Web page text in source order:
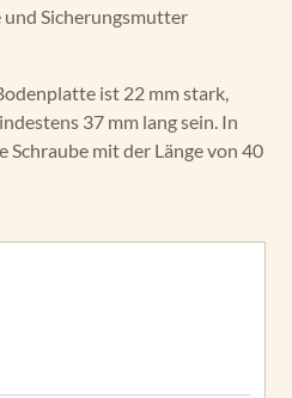
Sicherungsmutter
ist 22 mm stark,
37 mm lang sein. In
Schraube mit der Länge von 40
von 5 von 5 Sternen